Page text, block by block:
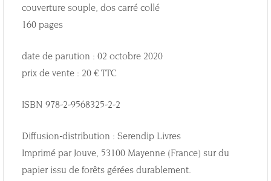
couverture souple, dos carré collé
160 pages
date de parution : 02 octobre 2020
prix de vente : 20 € TTC
ISBN 978-2-9568325-2-2
Diffusion-distribution : Serendip Livres
Imprimé par Jouve, 53100 Mayenne (France) sur du
papier issu de forêts gérées durablement.